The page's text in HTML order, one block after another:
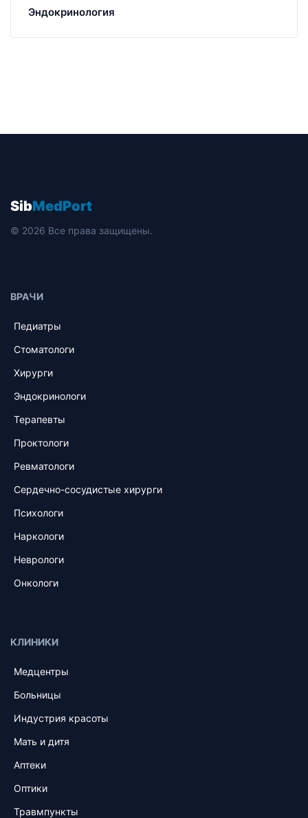
Эндокринология
SibMedPort
© 2026 Все права защищены.
ВРАЧИ
Педиатры
Стоматологи
Хирурги
Эндокринологи
Терапевты
Проктологи
Ревматологи
Сердечно-сосудистые хирурги
Психологи
Наркологи
Неврологи
Онкологи
КЛИНИКИ
Медцентры
Больницы
Индустрия красоты
Мать и дитя
Аптеки
Оптики
Травмпункты